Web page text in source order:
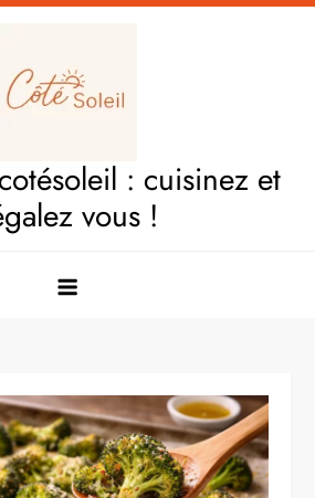
: cuisinez et
vous !